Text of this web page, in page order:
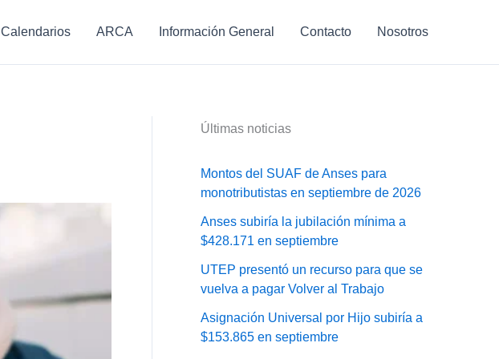
Calendarios ARCA Información General Contacto Nosotros
Últimas noticias
Montos del SUAF de Anses para
monotributistas en septiembre de 2026
Anses subiría la jubilación mínima a
$428.171 en septiembre
UTEP presentó un recurso para que se
vuelva a pagar Volver al Trabajo
Asignación Universal por Hijo subiría a
$153.865 en septiembre